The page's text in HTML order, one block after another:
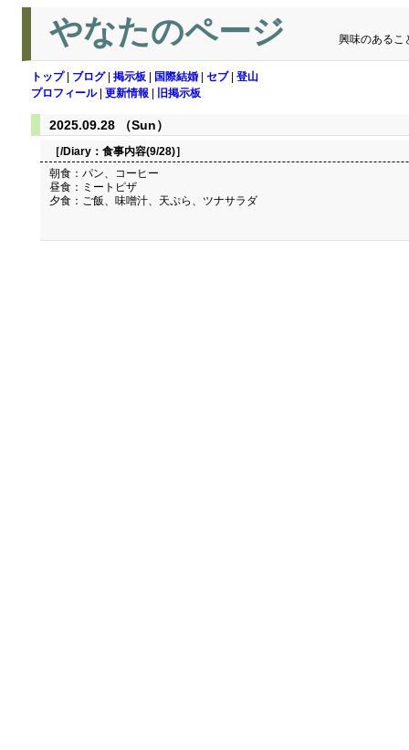
やなたのページ 興味のあるこ
トップ| ブログ| 掲示板 国際結婚 セブ| 登山
プロフィール| 更新情報 旧掲示板
2025.09.28 （Sun）
［/Diary： 食事内容(9/28)］
朝食：パン、コーヒー
昼食：ミートピザ
夕食：ご飯、味噌汁、天ぷら、ツナサラダ